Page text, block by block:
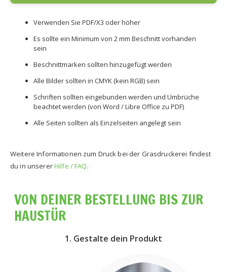
Verwenden Sie PDF/X3 oder höher
Es sollte ein Minimum von 2 mm Beschnitt vorhanden
sein
Beschnittmarken sollten hinzugefügt werden
Alle Bilder sollten in CMYK (kein RGB) sein
Schriften sollten eingebunden werden und Umbrüche
beachtet werden (von Word / Libre Office zu PDF)
Alle Seiten sollten als Einzelseiten angelegt sein
Weitere Informationen zum Druck bei der Grasdruckerei findest
du in unsererHilfe / FAQ.
VON DEINER BESTELLUNG BIS ZUR
HAUSTÜR
1. Gestalte dein Produkt